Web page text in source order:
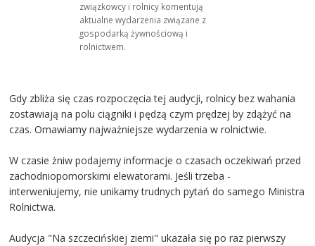
związkowcy i rolnicy komentują
aktualne wydarzenia związane z
gospodarką żywnościową i
rolnictwem.
Gdy zbliża się czas rozpoczęcia tej audycji, rolnicy bez wahania
zostawiają na polu ciągniki i pędzą czym prędzej by zdążyć na
czas. Omawiamy najważniejsze wydarzenia w rolnictwie.
W czasie żniw podajemy informacje o czasach oczekiwań przed
zachodniopomorskimi elewatorami. Jeśli trzeba -
interweniujemy, nie unikamy trudnych pytań do samego Ministra
Rolnictwa.
Audycja "Na szczecińskiej ziemi" ukazała się po raz pierwszy